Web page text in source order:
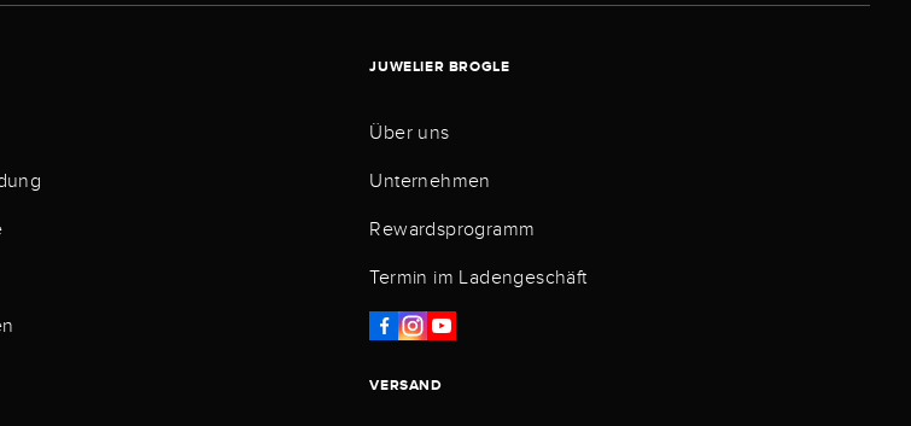
JUWELIER BROGLE
Über uns
Unternehmen
Rewardsprogramm
Termin im Ladengeschäft
VERSAND